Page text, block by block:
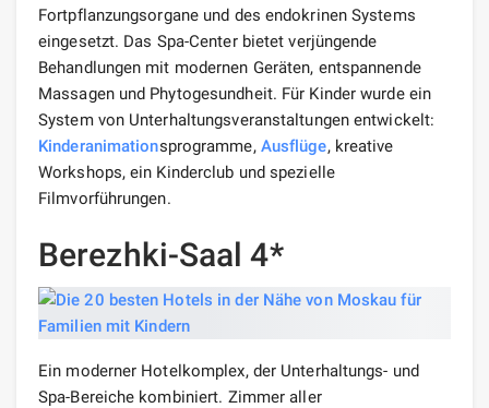
Fortpflanzungsorgane und des endokrinen Systems
eingesetzt. Das Spa-Center bietet verjüngende
Behandlungen mit modernen Geräten, entspannende
Massagen und Phytogesundheit. Für Kinder wurde ein
System von Unterhaltungsveranstaltungen entwickelt:
Kinderanimationsprogramme, Ausflüge, kreative
Workshops, ein Kinderclub und spezielle
Filmvorführungen.
Berezhki-Saal 4*
Ein moderner Hotelkomplex, der Unterhaltungs- und
Spa-Bereiche kombiniert. Zimmer aller